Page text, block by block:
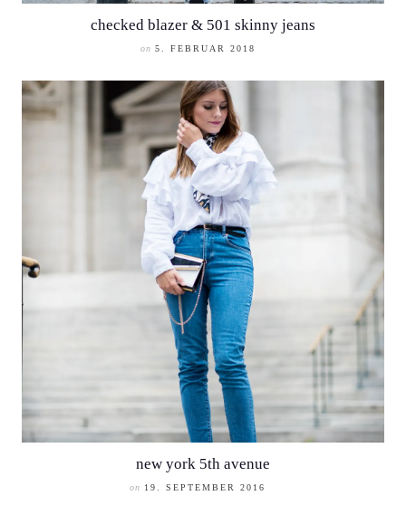
checked blazer & 501 skinny jeans
on 5. FEBRUAR 2018
new york 5th avenue
on 19. SEPTEMBER 2016